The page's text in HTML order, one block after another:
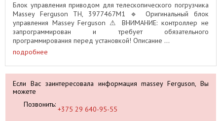
Блок управления приводом для телескопического погрузчика
Massey Ferguson TH, 3977467M1 🔹 Оригинальный блок
управления Massey Ferguson ⚠ ВНИМАНИЕ: контроллер не
запрограммирован и требует обязательного
программирования перед установкой! Описание ...
подробнее
Если Вас заинтересовала информация massey Ferguson, Вы
можете
Позвонить:
+375 29 640-95-55